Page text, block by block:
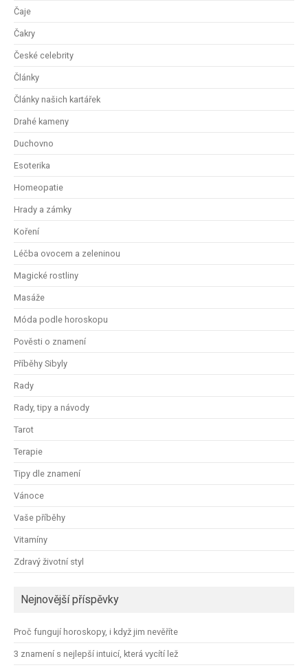
Čaje
Čakry
České celebrity
Články
Články našich kartářek
Drahé kameny
Duchovno
Esoterika
Homeopatie
Hrady a zámky
Koření
Léčba ovocem a zeleninou
Magické rostliny
Masáže
Móda podle horoskopu
Pověsti o znamení
Příběhy Sibyly
Rady
Rady, tipy a návody
Tarot
Terapie
Tipy dle znamení
Vánoce
Vaše příběhy
Vitamíny
Zdravý životní styl
Nejnovější příspěvky
Proč fungují horoskopy, i když jim nevěříte
3 znamení s nejlepší intuicí, která vycítí lež